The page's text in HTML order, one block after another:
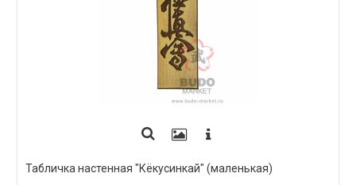
Табличка настенная "Кёкусинкай" (маленькая)